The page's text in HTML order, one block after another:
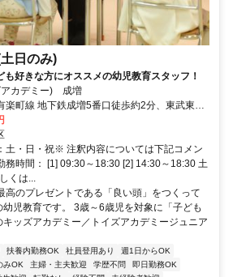
日のみ)
好きな方にオススメの幼児教育スタッフ！
アカデミー) 成増
楽町線 地下鉄成増5番口徒歩約2分、東武東上
東京メトロ有楽町線 地下鉄赤塚1番口徒歩約
土・日・祝※ 注釈内容については下記コメン
務時間： [1] 09:30～18:30 [2] 14:30～18:30 土
くは...
高のプレゼントである「良い頭」をつくって
児教育です。 3歳～6歳児を対象に「子ども
ッズアカデミー／トイズアカデミージュニア
扶養内勤務OK 社員登用あり
週1日からOK
みOK 主婦・主夫歓迎 学歴不問
即日勤務OK